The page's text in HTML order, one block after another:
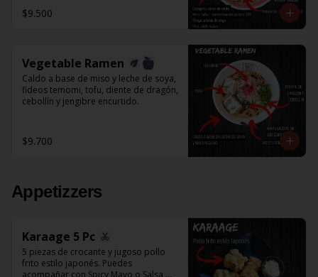
$9.500
Vegetable Ramen
Caldo a base de miso y leche de soya,
fideos temomi, tofu, diente de dragón,
cebollín y jengibre encurtido.
$9.700
Appetizzers
Karaage 5 Pc
5 piezas de crocante y jugoso pollo
frito estilo japonés. Puedes
acompañar con Spicy Mayo o Salsa